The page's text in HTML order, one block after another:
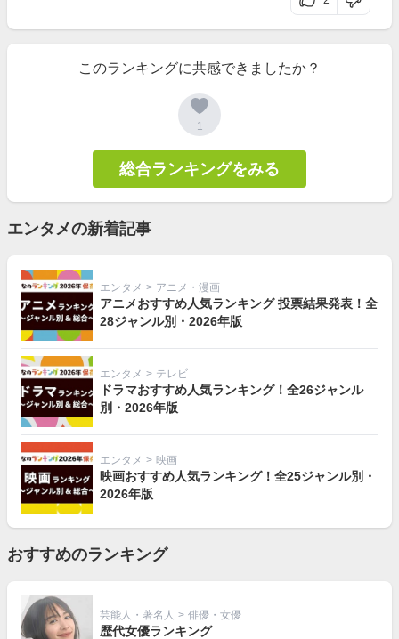
このランキングに共感できましたか？
1
総合ランキングをみる
エンタメの新着記事
エンタメ > アニメ・漫画
アニメおすすめ人気ランキング 投票結果発表！全
28ジャンル別・2026年版
エンタメ > テレビ
ドラマおすすめ人気ランキング！全26ジャンル
別・2026年版
エンタメ > 映画
映画おすすめ人気ランキング！全25ジャンル別・
2026年版
おすすめのランキング
芸能人・著名人 > 俳優・女優
歴代女優ランキング